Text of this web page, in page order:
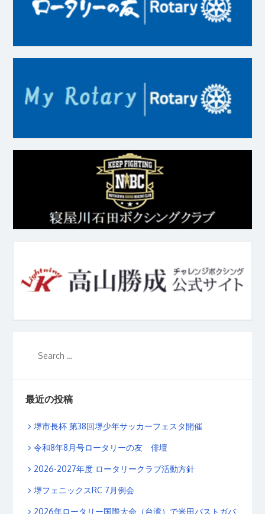
最近の投稿
堺市長杯 第38回堺少年サッカーフェスタ開催
令和8年8月号ロータリーの友 俳壇
2026-2027年度 ロータリークラブ活動方針
堺フェニックスRC 7月例会
2026年ロータリー国際大会（台湾）で米田パストガバ